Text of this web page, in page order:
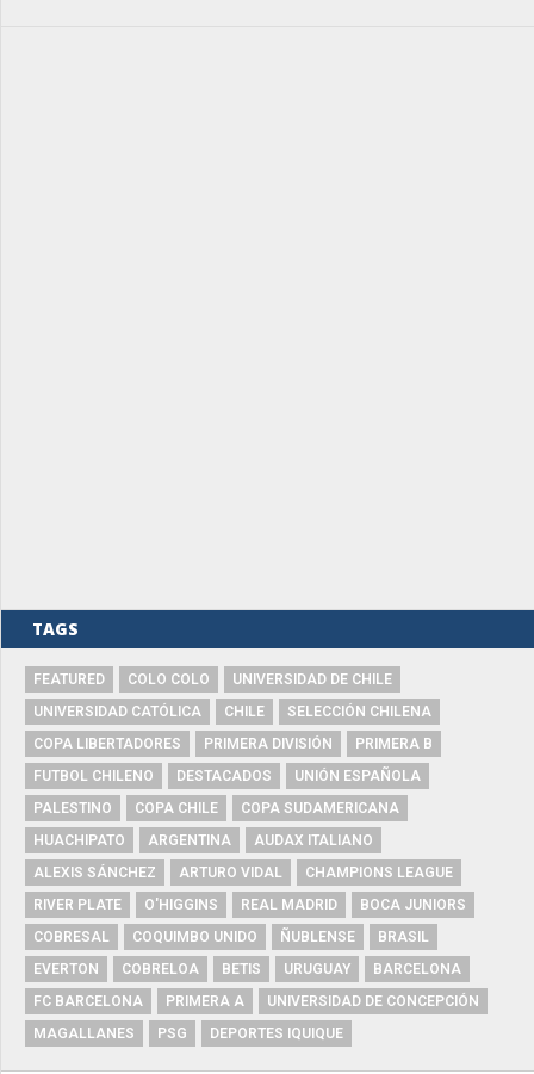
TAGS
FEATURED COLO COLO
UNIVERSIDAD DE CHILE
UNIVERSIDAD CATÓLICA
CHILE
SELECCIÓN CHILENA
COPA LIBERTADORES
PRIMERA DIVISIÓN
PRIMERA B
FUTBOL CHILENO
DESTACADOS
UNIÓN ESPAÑOLA
PALESTINO
COPA CHILE
COPA SUDAMERICANA
HUACHIPATO
ARGENTINA
AUDAX ITALIANO
ALEXIS SÁNCHEZ
ARTURO VIDAL
CHAMPIONS LEAGUE
RIVER PLATE
O'HIGGINS REAL MADRID
BOCA JUNIORS
COBRESAL
COQUIMBO UNIDO ÑUBLENSE
BRASIL
EVERTON
COBRELOA BETIS URUGUAY
BARCELONA
FC BARCELONA
PRIMERA A
UNIVERSIDAD DE CONCEPCIÓN
MAGALLANES
PSG DEPORTES IQUIQUE